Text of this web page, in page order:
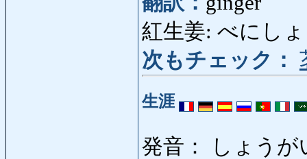
紅生姜: べにし
次もチェック：
生涯
発音： しょうが